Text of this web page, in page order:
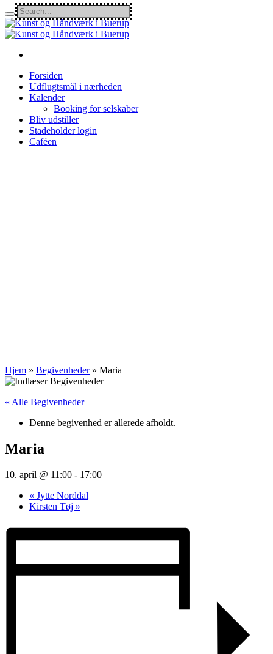
Forsiden
Udflugtsmål i nærheden
Kalender
Booking for selskaber
Bliv udstiller
Stadeholder login
Caféen
Hjem » Begivenheder» Maria
« Alle Begivenheder
Denne begivenhed er allerede afholdt.
Maria
10. april @ 11:00 - 17:00
« Jytte Norddal
Kirsten Tøj »